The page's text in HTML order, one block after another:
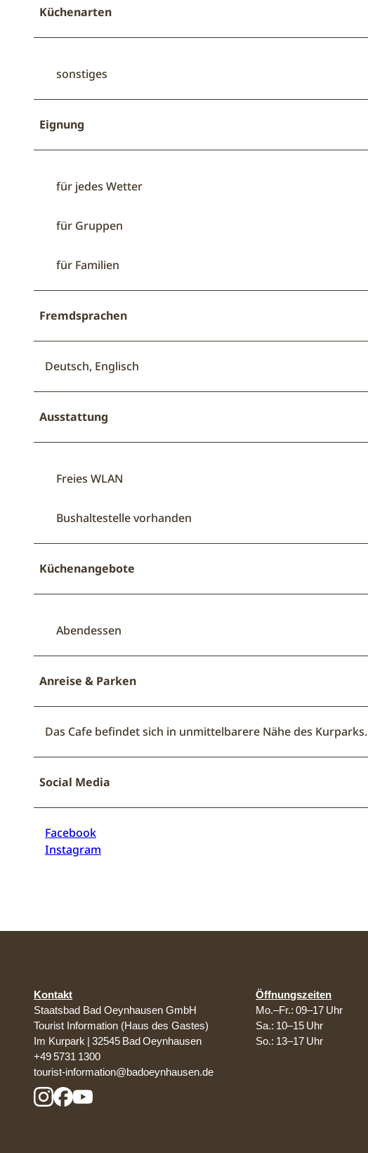
Küchenarten
sonstiges
Eignung
für jedes Wetter
für Gruppen
für Familien
Fremdsprachen
Deutsch, Englisch
Ausstattung
Freies WLAN
Bushaltestelle vorhanden
Küchenangebote
Abendessen
Anreise & Parken
Das Cafe befindet sich in unmittelbarere Nähe des Kurparks.
Social Media
Facebook
Instagram
Kontakt
Staatsbad Bad Oeynhausen GmbH
Tourist Information (Haus des Gastes)
Im Kurpark | 32545 Bad Oeynhausen
+49 5731 1300
tourist-information@badoeynhausen.de
Öffnungszeiten
Mo.–Fr.: 09–17 Uhr
Sa.: 10–15 Uhr
So.: 13–17 Uhr